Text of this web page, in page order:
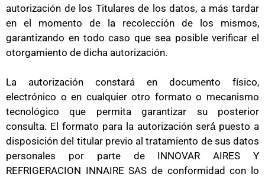
autorización de los Titulares de los datos, a más tardar
en el momento de la recolección de los mismos,
garantizando en todo caso que sea posible verificar el
otorgamiento de dicha autorización.
La autorización constará en documento físico,
electrónico o en cualquier otro formato o mecanismo
tecnológico que permita garantizar su posterior
consulta. El formato para la autorización será́ puesto a
disposición del titular previo al tratamiento de sus datos
personales por parte de INNOVAR AIRES Y
REFRIGERACION INNAIRE SAS de conformidad con lo